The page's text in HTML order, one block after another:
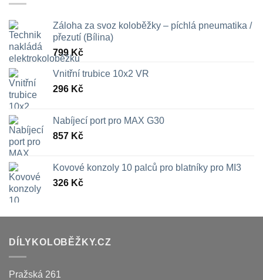
Záloha za svoz koloběžky – píchlá pneumatika /
přezutí (Bílina)
799Kč
Vnitřní trubice 10x2 VR
296 Kč
Nabíjecí port pro MAX G30
857 Kč
Kovové konzoly 10 palců pro blatníky pro MI3
326 Kč
DÍLYKOLOBĚŽKY.CZ
Pražská 261